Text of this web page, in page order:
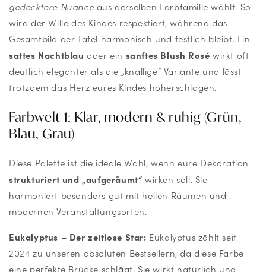
gedecktere Nuanceaus derselben Farbfamilie wählt. So
wird der Wille des Kindes respektiert, während das
Gesamtbild der Tafel harmonisch und festlich bleibt. Ein
sattes Nachtblau oder ein sanftes Blush Rosé wirkt oft
deutlich eleganter als die „knallige“ Variante und lässt
trotzdem das Herz eures Kindes höherschlagen.
Farbwelt 1: Klar, modern & ruhig (Grün,
Blau, Grau)
Diese Palette ist die ideale Wahl, wenn eure Dekoration
strukturiert und „aufgeräumt“ wirken soll. Sie
harmoniert besonders gut mit hellen Räumen und
modernen Veranstaltungsorten.
Eukalyptus – Der zeitlose Star: Eukalyptus zählt seit
2024 zu unseren absoluten Bestsellern, da diese Farbe
eine perfekte Brücke schlägt. Sie wirkt natürlich und